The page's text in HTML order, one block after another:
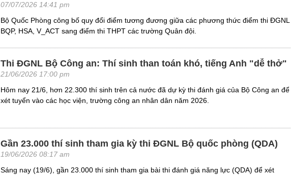
07/07/2026 14:41 pm
Bộ Quốc Phòng công bố quy đổi điểm tương đương giữa các phương thức điểm thi ĐGNL
BQP, HSA, V_ACT sang điểm thi THPT các trường Quân đội.
Thi ĐGNL Bộ Công an: Thí sinh than toán khó, tiếng Anh "dễ thở"
21/06/2026 17:00 pm
Hôm nay 21/6, hơn 22.300 thí sinh trên cả nước đã dự kỳ thi đánh giá của Bộ Công an để
xét tuyển vào các học viện, trường công an nhân dân năm 2026.
Gần 23.000 thí sinh tham gia kỳ thi ĐGNL Bộ quốc phòng (QDA)
19/06/2026 08:17 am
Sáng nay (19/6), gần 23.000 thí sinh tham gia bài thi đánh giá năng lực (QDA) để xét